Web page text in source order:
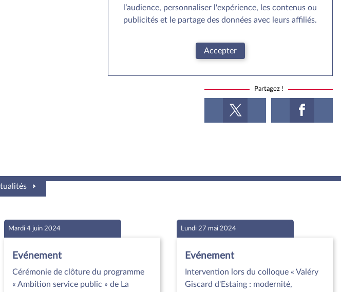
l’audience, personnaliser l'expérience, les contenus ou
publicités et le partage des données avec leurs affiliés.
Accepter
Partagez !
Mardi 4 juin 2024
Evénement
Cérémonie de clôture du programme
« Ambition service public » de La
Lundi 27 mai 2024
Evénement
Intervention lors du colloque « Valéry
Giscard d'Estaing : modernité,